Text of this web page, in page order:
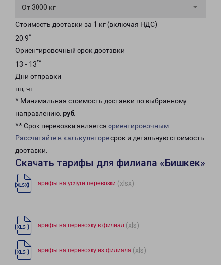
От 3000 кг
Стоимость доставки за 1 кг (включая НДС)
20.9*
Ориентировочный срок доставки
13 - 13**
Дни отправки
пн, чт
* Минимальная стоимость доставки по выбранному
направлению: руб.
** Срок перевозки является ориентировочным
Рассчитайте в калькуляторесрок и детальную стоимость
доставки.
Скачать тарифы для филиала «Бишкек»
Тарифы на услуги перевозки (xlsx)
Тарифы на перевозку в филиал (xls)
Тарифы на перевозку из филиала (xls)